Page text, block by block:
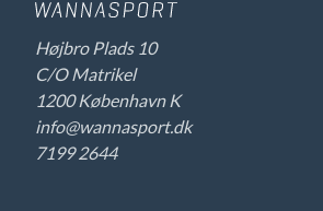
Højbro Plads 10
C/O Matrikel
1200 København K
info@wannasport.dk
7199 2644